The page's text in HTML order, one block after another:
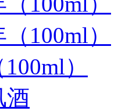
100ml）
）
酒